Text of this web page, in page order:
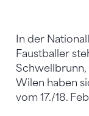
In der
Faustballer
Wilen haben
vom 17./18.